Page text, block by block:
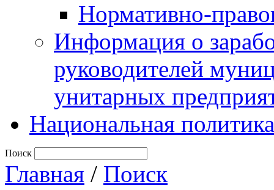
Нормативно-
Информация о
руководителей
унитарных
Национальная политика
Поиск
Главная / Поиск